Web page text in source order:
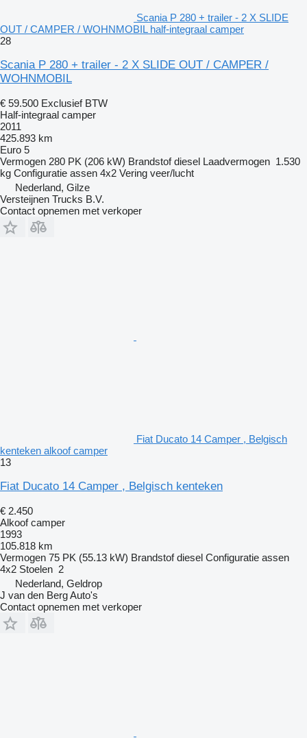
Scania P 280 + trailer - 2 X SLIDE
OUT / CAMPER / WOHNMOBIL half-integraal camper
28
Scania P 280 + trailer - 2 X SLIDE OUT / CAMPER /
WOHNMOBIL
€ 59.500 Exclusief BTW
Half-integraal camper
2011
425.893 km
Euro 5
Vermogen 280 PK (206 kW) Brandstof diesel Laadvermogen 1.530
kg Configuratie assen 4x2 Vering veer/lucht
Nederland, Gilze
Versteijnen Trucks B.V.
Contact opnemen met verkoper
Fiat Ducato 14 Camper , Belgisch
kenteken alkoof camper
13
Fiat Ducato 14 Camper , Belgisch kenteken
€ 2.450
Alkoof camper
1993
105.818 km
Vermogen 75 PK (55.13 kW) Brandstof diesel Configuratie assen
4x2 Stoelen 2
Nederland, Geldrop
J van den Berg Auto's
Contact opnemen met verkoper